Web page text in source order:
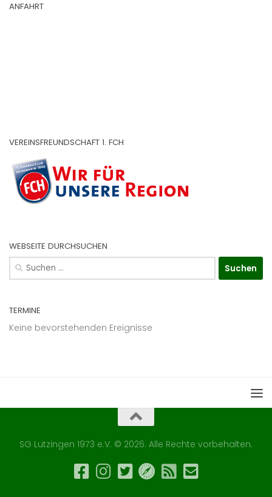
ANFAHRT
VEREINSFREUNDSCHAFT 1. FCH
WEBSEITE DURCHSUCHEN
Suchen
nach:
TERMINE
Keine bevorstehenden Ereignisse
SG Lutzingen 1973 e.V. © 2026. Alle Rechte vorbehalten.